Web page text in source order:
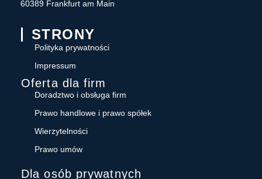
60389 Frankfurt am Main
STRONY
Polityka prywatności
Impressum
Oferta dla firm
Doradztwo i obsługa firm
Prawo handlowe i prawo spółek
Wierzytelności
Prawo umów
Dla osób prywatnych